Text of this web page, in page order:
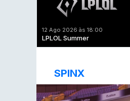
12 Ago 2026 às 18:00
LPLOL Summer
SPINX